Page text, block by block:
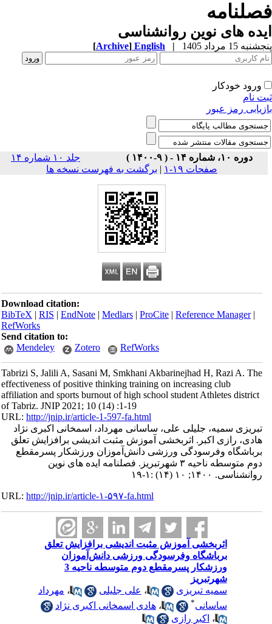
های نوین روانشناسی
15 مرداد 1405 |
English
[Archive]
ورود خودکار
نام
رمز عبور
دوره ۱۰، شماره ۱۴ - ( ۹-۱۴۰۰ )
جلد ۱۰ شماره ۱۴
صفحات ۱۹-۱
| برگشت به فهرست نسخه ها
Download citation:
BibTeX|RIS|EndNote|Medlars|ProCite|Reference Manager
RefWorks
Send citation to:
Mendeley
Zotero RefWorks
Tabrizi S, Jalili A, Sasani M, Smkhani Akbarinejhad H, Razi A. The
effectiveness of positive thinking training on increasing club
affiliation and sports burnout of high school student Athletes district
of Tabriz. JNIP 2021; 10 (14) :1-19
URL:http://jnip.ir/article-1-597-fa.html
تبریزی سمیه، جلیلی علی، ساسانی مهرداد، اسمخانی اکبری نژاد
هادی، رازی اکبر. اثربخشی آموزش مثبت اندیشی برافزایش تعلق
برباشگاه وفرسودگی ورزشی دانش‌آموزان ورزشکار پسرمقطع
دوم متوسطه ناحیه ۳ شهرتبریز. فصلنامه ایده های نوین
روانشناسی. ۱۴۰۰; ۱۰ (۱۴) :۱-۱۹
URL:http://jnip.ir/article-۱-۵۹۷-fa.html
اثربخشی آموزش مثبت اندیشی برافزایش تعلق
برباشگاه وفرسودگی ورزشی دانش‌آموزان
ورزشکار پسرمقطع دوم متوسطه ناحیه 3
شهرتبریز
سمیه تبریزی
،علی جلیلی ،مهرداد
ساسانی
،هادی اسمخانی اکبری نژاد
،اکبر رازی